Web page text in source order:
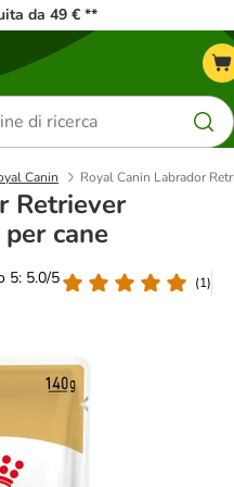
da 49 € **
Canin Royal Canin Labrador
Retriever
cane
5: 5.0/5
(1)